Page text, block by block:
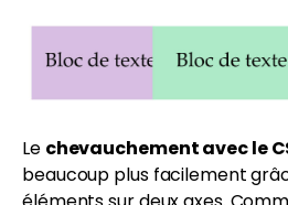
Le chevauchement avec le
beaucoup plus facilement